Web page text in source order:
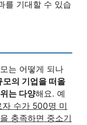
를 기대할 수 있습
는 어떻게 되나
모의 기업을 떠올
는 다양해요. 예
자 수가 500명 미
충족하면 중소기